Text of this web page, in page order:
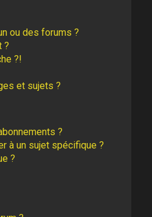
ou des forums ?
?
?!
et sujets ?
?
à un sujet spécifique ?
?